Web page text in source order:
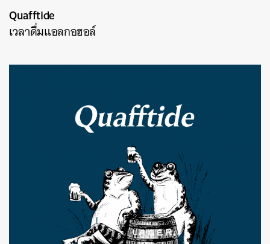
Quafftide
เวลาดื่มแอลกอฮอล์